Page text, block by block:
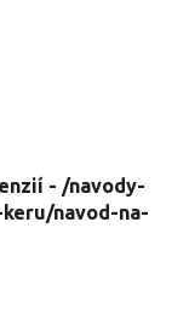
- /navody-
navod-na-